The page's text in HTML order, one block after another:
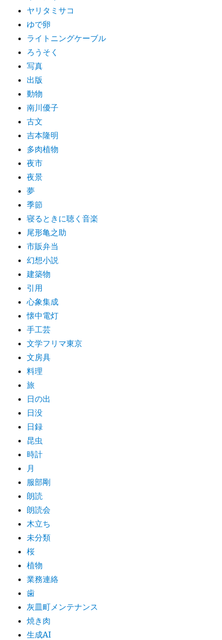
ヤリタミサコ
ゆで卵
ライトニングケーブル
ろうそく
写真
出版
動物
南川優子
古文
吉本隆明
多肉植物
夜市
夜景
夢
季節
寝るときに聴く音楽
尾形亀之助
市販弁当
幻想小説
建築物
引用
心象集成
懐中電灯
手工芸
文学フリマ東京
文房具
料理
旅
日の出
日没
日録
昆虫
時計
月
服部剛
朗読
朗読会
木立ち
未分類
桜
植物
業務連絡
歯
灰皿町メンテナンス
焼き肉
生成AI